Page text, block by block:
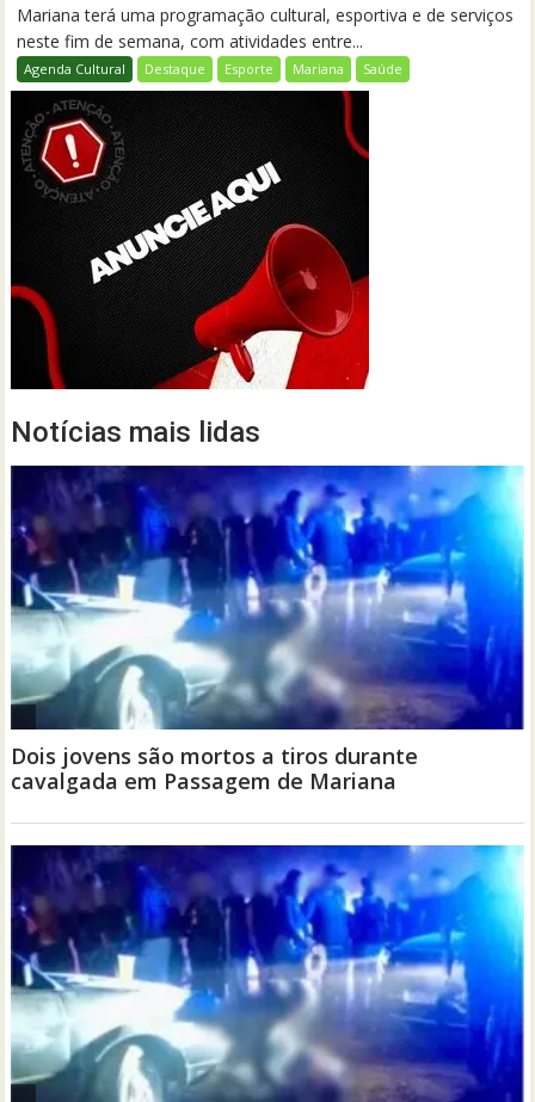
Mariana terá uma programação cultural, esportiva e de serviços
neste fim de semana, com atividades entre...
Agenda Cultural Destaque Esporte Mariana Saúde
Notícias mais lidas